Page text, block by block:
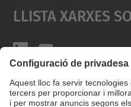
Llista Xarxes
© UPC